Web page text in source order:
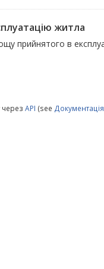
житла
прийнятого в
API (see